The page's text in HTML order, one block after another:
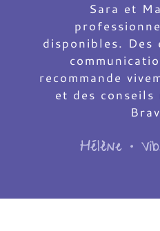
Sara et
disponibles. Des
recommande
et des conseils
Hélène •